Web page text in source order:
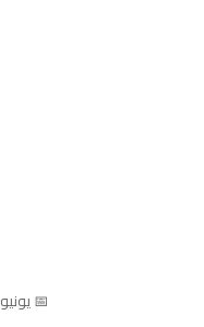
📅 يونيو 29, 2021